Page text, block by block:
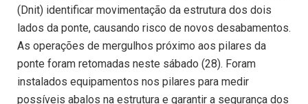
(Dnit) identificar movimentação da estrutura dos dois
lados da ponte, causando risco de novos desabamentos.
As operações de mergulhos próximo aos pilares da
ponte foram retomadas neste sábado (28). Foram
instalados equipamentos nos pilares para medir
possíveis abalos na estrutura e garantir a segurança dos